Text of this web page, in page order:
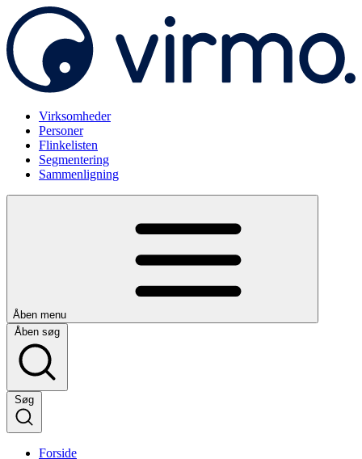
Virksomheder
Personer
Flinkelisten
Segmentering
Sammenligning
Åben menu
Åben søg
Søg
Forside